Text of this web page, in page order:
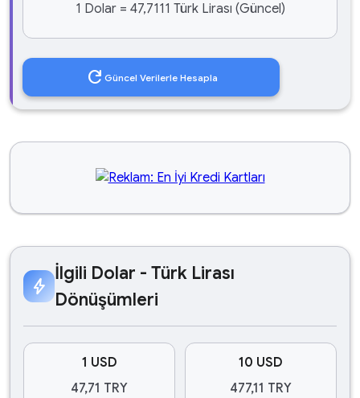
1 Dolar = 47,7111 Türk Lirası (Güncel)
refresh Güncel Verilerle Hesapla
bolt
İlgili Dolar - Türk Lirası
Dönüşümleri
1 USD
47,71 TRY
10 USD
477,11 TRY